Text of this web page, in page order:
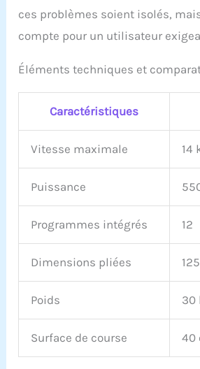
ces problèmes soient isolés,
compte pour un utilisateur
Éléments techniques et
Caractéristiques
Vitesse maximale 14
Puissance
Programmes intégrés 12
Dimensions pliées
Poids 30
Surface de course 40